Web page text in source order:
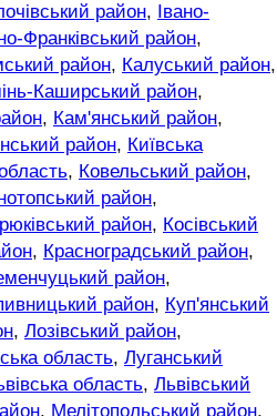
район,
Івано-
Франківський район,
район, Калуський район,
Каширський район,
, Кам'янський район,
район, Київська
, Ковельський район,
район,
район, Косівський
, Красноградський район,
район,
район, Куп'янський
, Лозівський район,
область, Луганський
область, Львівський
, Мелітопольський район,